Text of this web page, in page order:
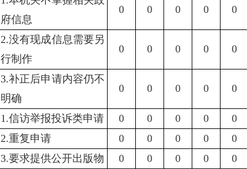
府信息
0 0 0 0 0
2.没有现成信息需要另
行制作
0 0 0 0 0
3.补正后申请内容仍不
明确
0 0 0 0 0
1.信访举报投诉类申请 0 0 0 0 0
2.重复申请 0 0 0 0 0
3.要求提供公开出版物 0 0 0 0 0